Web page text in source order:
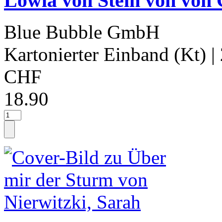
Blue Bubble GmbH
Kartonierter Einband (Kt) |
CHF
18.90